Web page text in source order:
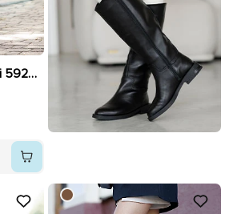
Чоботи жіночі утеплені 592947 Чорні